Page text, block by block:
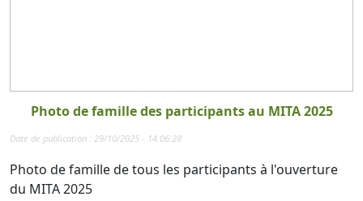
Photo de famille des participants au MITA 2025
Date de publication : 29/10/2025 - 14:06:28
Photo de famille de tous les participants à l'ouverture
du MITA 2025